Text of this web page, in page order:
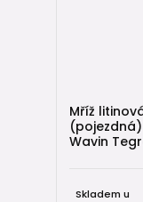
Mříž
Wavin
Skladem u